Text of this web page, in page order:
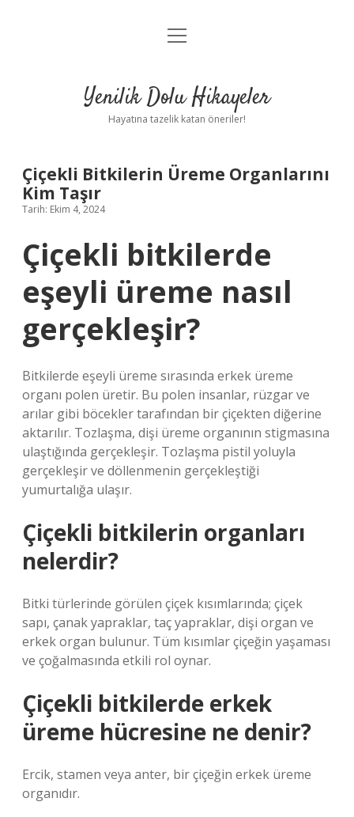
Anasayfa
Yasal Uyarı
menüyü
Yenilik Dolu Hikayeler
Hayatına tazelik katan öneriler!
Çiçekli Bitkilerin Üreme Organlarını
Kim Taşır
Tarih: Ekim 4, 2024
Çiçekli bitkilerde
eşeyli üreme nasıl
gerçekleşir?
Bitkilerde eşeyli üreme sırasında erkek üreme
organı polen üretir. Bu polen insanlar, rüzgar ve
arılar gibi böcekler tarafından bir çiçekten diğerine
aktarılır. Tozlaşma, dişi üreme organının stigmasına
ulaştığında gerçekleşir. Tozlaşma pistil yoluyla
gerçekleşir ve döllenmenin gerçekleştiği
yumurtalığa ulaşır.
Çiçekli bitkilerin organları
nelerdir?
Bitki türlerinde görülen çiçek kısımlarında; çiçek
sapı, çanak yapraklar, taç yapraklar, dişi organ ve
erkek organ bulunur. Tüm kısımlar çiçeğin yaşaması
ve çoğalmasında etkili rol oynar.
Çiçekli bitkilerde erkek
üreme hücresine ne denir?
Ercik, stamen veya anter, bir çiçeğin erkek üreme
organıdır.